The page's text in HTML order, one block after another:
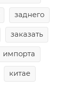
заднего
заказать
импорта
китае